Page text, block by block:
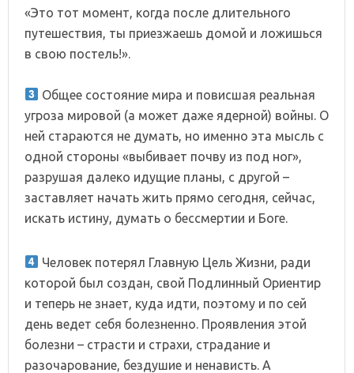
«Это тот момент, когда после длительного
путешествия, ты приезжаешь домой и ложишься
в свою постель!».
Общее состояние мира и повисшая реальная
угроза мировой (а может даже ядерной) войны. О
ней стараются не думать, но именно эта мысль с
одной стороны «выбивает почву из под ног»,
разрушая далеко идущие планы, с другой –
заставляет начать жить прямо сегодня, сейчас,
искать истину, думать о бессмертии и Боге.
Человек потерял Главную Цель Жизни, ради
которой был создан, свой Подлинный Ориентир
и теперь не знает, куда идти, поэтому и по сей
день ведет себя болезненно. Проявления этой
болезни – страсти и страхи, страдание и
разочарование, бездушие и ненависть. А